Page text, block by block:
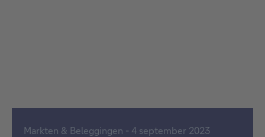
Markten & Beleggingen - 4 september 2023